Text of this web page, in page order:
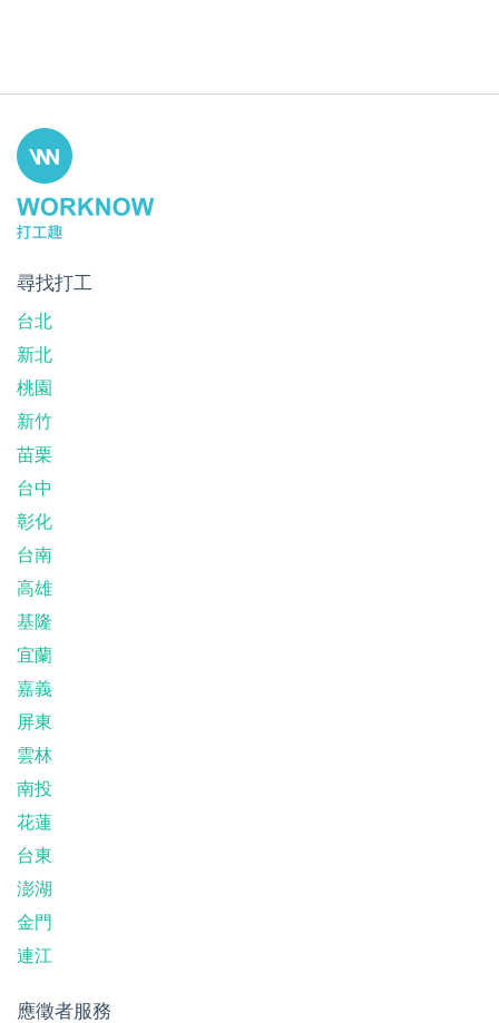
尋找打工
台北
新北
桃園
新竹
苗栗
台中
彰化
台南
高雄
基隆
宜蘭
嘉義
屏東
雲林
南投
花蓮
台東
澎湖
金門
連江
應徵者服務